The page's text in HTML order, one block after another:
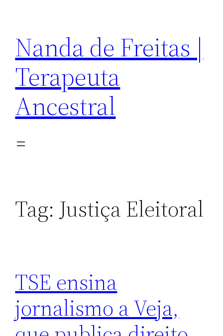
conteúdo
Nanda de Freitas |
Terapeuta
Ancestral
Tag: Justiça Eleitoral
TSE ensina
jornalismo a Veja,